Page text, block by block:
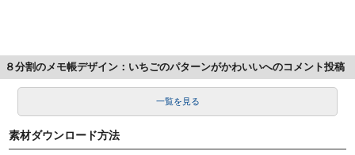
８分割のメモ帳デザイン：いちごのパターンがかわいいへのコメント投稿
一覧を見る
素材ダウンロード方法